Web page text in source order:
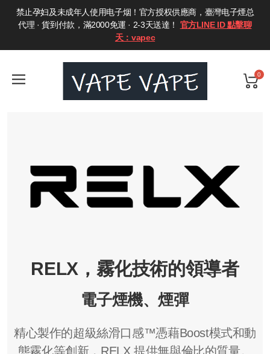
禁止孕妇及未成年人使用电子烟！官方授权供應商，臺灣电子煙总
代理 · 貨到付款，滿2000免運 · 2-3天送達！ 官方LINE ID 點擊聊
天：vapec
0
RELX，霧化技術的領導者
電子煙機、煙彈
精心製作的超級絲滑口感™憑藉Boost模式和動
態霧化等創新，RELX 提供無與倫比的質量。